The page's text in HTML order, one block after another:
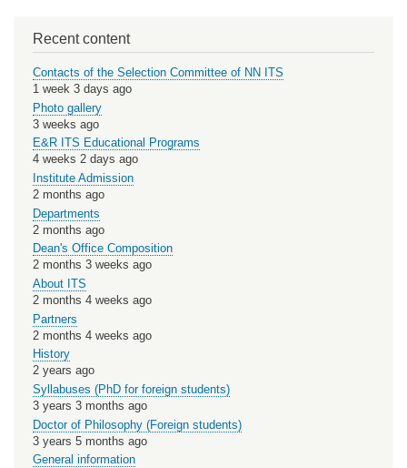
Recent content
Contacts of the Selection Committee of NN ITS
1 week 3 days ago
Photo gallery
3 weeks ago
E&R ITS Educational Programs
4 weeks 2 days ago
Institute Admission
2 months ago
Departments
2 months ago
Dean's Office Composition
2 months 3 weeks ago
About ITS
2 months 4 weeks ago
Partners
2 months 4 weeks ago
History
2 years ago
Syllabuses (PhD for foreign students)
3 years 3 months ago
Doctor of Philosophy (Foreign students)
3 years 5 months ago
General information